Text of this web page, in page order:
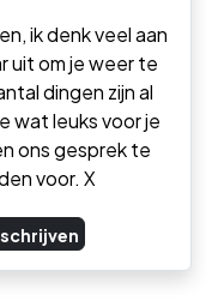
ik denk veel aan
uit om je weer te
dingen zijn al
wat leuks voor je
ons gesprek te
voor. X